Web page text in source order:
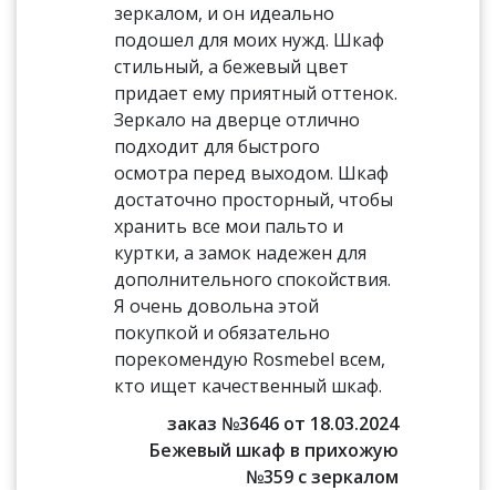
зеркалом, и он идеально
подошел для моих нужд. Шкаф
стильный, а бежевый цвет
придает ему приятный оттенок.
Зеркало на дверце отлично
подходит для быстрого
осмотра перед выходом. Шкаф
достаточно просторный, чтобы
хранить все мои пальто и
куртки, а замок надежен для
дополнительного спокойствия.
Я очень довольна этой
покупкой и обязательно
порекомендую Rosmebel всем,
кто ищет качественный шкаф.
заказ №3646 от 18.03.2024
Бежевый шкаф в прихожую
№359 с зеркалом